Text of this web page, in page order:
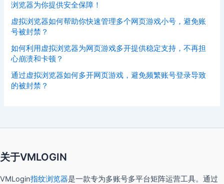
浏览器为你提供安全保障！
虚拟浏览器如何帮助你快速管理多个网页游戏小号，避免账
号被封禁？
如何利用虚拟浏览器为网页游戏多开提供稳定支持，不再担
心崩溃和卡顿？
通过虚拟浏览器如何多开网页游戏，避免频繁账号登录导致
的被封禁？
关于VMLOGIN
VMLogin指纹浏览器是一款专为多账号多平台矩阵运营工具。通过